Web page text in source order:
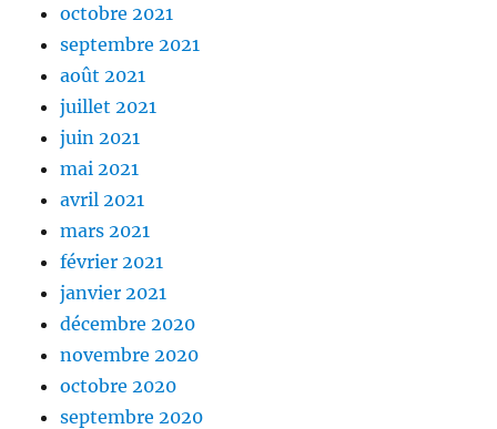
octobre 2021
septembre 2021
août 2021
juillet 2021
juin 2021
mai 2021
avril 2021
mars 2021
février 2021
janvier 2021
décembre 2020
novembre 2020
octobre 2020
septembre 2020